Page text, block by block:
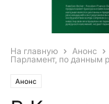
На главную Анонс
Парламент, по данным
Анонс